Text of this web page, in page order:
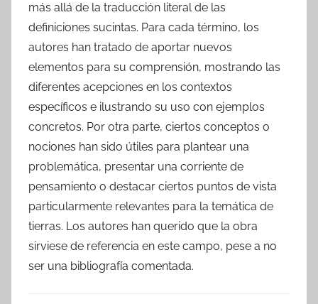
más allá de la traducción literal de las
definiciones sucintas. Para cada término, los
autores han tratado de aportar nuevos
elementos para su comprensión, mostrando las
diferentes acepciones en los contextos
específicos e ilustrando su uso con ejemplos
concretos. Por otra parte, ciertos conceptos o
nociones han sido útiles para plantear una
problemática, presentar una corriente de
pensamiento o destacar ciertos puntos de vista
particularmente relevantes para la temática de
tierras. Los autores han querido que la obra
sirviese de referencia en este campo, pese a no
ser una bibliografía comentada.